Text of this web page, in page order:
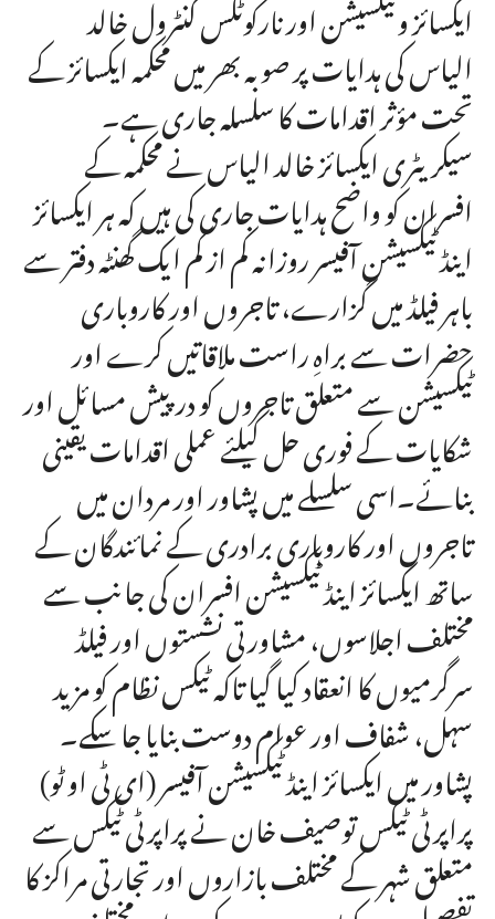
ایکسائز وٹیکسیشن اور نارکوٹکس کنٹرول خالد
الیاس کی ہدایات پر صوبہ بھر میں محکمہ ایکسائز کے
تحت مؤثر اقدامات کا سلسلہ جاری ہے۔
سیکریٹری ایکسائز خالد الیاس نے محکمہ کے
افسران کو واضح ہدایات جاری کی ہیں کہ ہر ایکسائز
اینڈ ٹیکسیشن آفیسر روزانہ کم از کم ایک گھنٹہ دفتر سے
باہر فیلڈ میں گزارے، تاجروں اور کاروباری
حضرات سے براہِ راست ملاقاتیں کرے اور
ٹیکسیشن سے متعلق تاجروں کو درپیش مسائل اور
شکایات کے فوری حل کیلئے عملی اقدامات یقینی
بنائے۔اسی سلسلے میں پشاور اور مردان میں
تاجروں اور کاروباری برادری کے نمائندگان کے
ساتھ ایکسائز اینڈ ٹیکسیشن افسران کی جانب سے
مختلف اجلاسوں، مشاورتی نشستوں اور فیلڈ
سرگرمیوں کا انعقاد کیا گیا تاکہ ٹیکس نظام کو مزید
سہل، شفاف اور عوام دوست بنایا جا سکے۔
پشاور میں ایکسائز اینڈ ٹیکسیشن آفیسر (ای ٹی او ٹو)
پراپرٹی ٹیکس توصیف خان نے پراپرٹی ٹیکس سے
متعلق شہر کے مختلف بازاروں اور تجارتی مراکز کا